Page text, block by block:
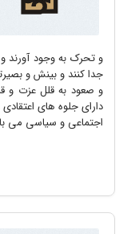
و تحرک به وجود آورند و
جدا کنند و بینش و
و صعود به قلل عزت و
دارای جلوه های
اجتماعی و سیاسی می